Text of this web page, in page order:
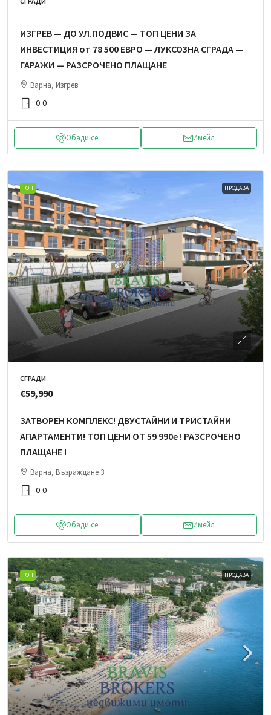
ИЗГРЕВ — ДО УЛ.ПОДВИС — ТОП ЦЕНИ ЗА
ИНВЕСТИЦИЯ от 78 500 ЕВРО — ЛУКСОЗНА СГРАДА —
ГАРАЖИ — РАЗСРОЧЕНО ПЛАЩАНЕ
Варна, Изгрев
0 0
Обади се Имейл
ТОП ПРОДАВА
СГРАДИ
€59,990
ЗАТВОРЕН КОМПЛЕКС! ДВУСТАЙНИ И ТРИСТАЙНИ
АПАРТАМЕНТИ! ТОП ЦЕНИ ОТ 59 990е ! РАЗСРОЧЕНО
ПЛАЩАНЕ !
Варна, Възраждане 3
0 0
Обади се Имейл
ТОП ПРОДАВА